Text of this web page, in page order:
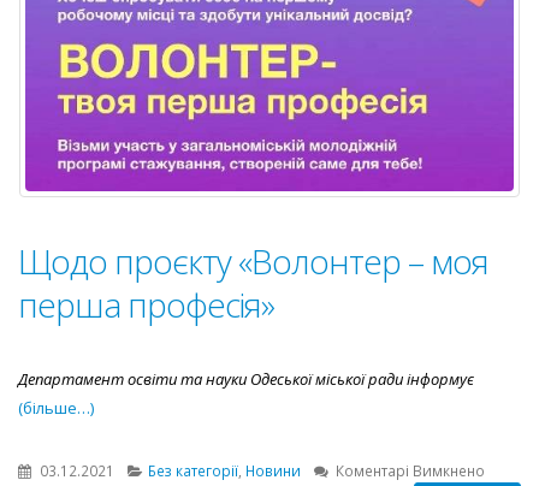
Щодо проєкту «Волонтер – моя
перша професія»
Департамент освіти та науки Одеської міської ради інформує
(більше…)
03.12.2021 Без категорії Новини Коментарі Вимкнено